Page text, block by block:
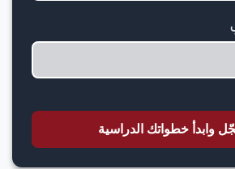
وابدأ خطواتك الدراسية